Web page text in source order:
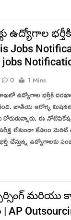
ఉద్యోగాల
Jobs
jobs
0 1 Mins
ఉద్యోగాల భర్తీకి
జాతీయ ఆరోగ్య
కోరుతున్నారు. ఈ
లేకుండా కేవలం
చేస్తున్న ఉద్యోగాలకు
మరియు